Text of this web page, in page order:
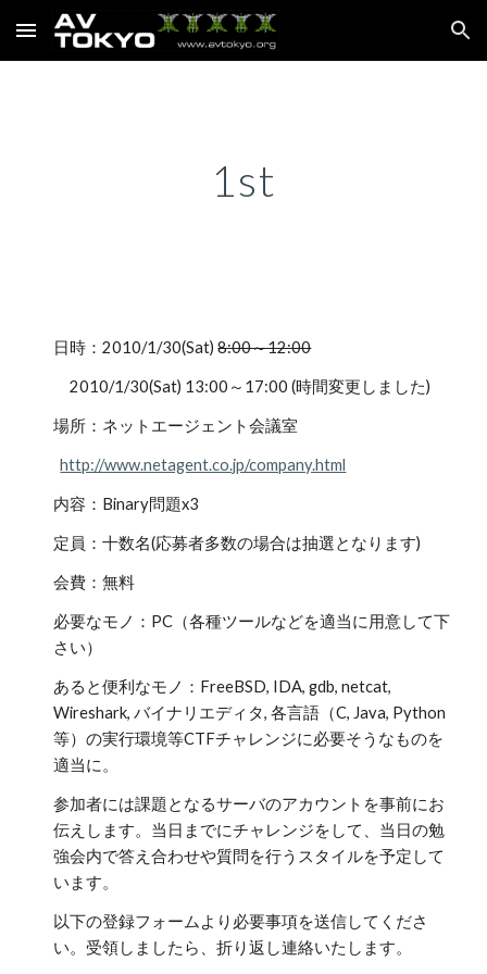
Skip to main content Skip to navigation
1st
日時：2010/1/30(Sat) 8:00～12:00
     2010/1/30(Sat) 13:00～17:00 (時間変更しました)
場所：ネットエージェント会議室
http://www.netagent.co.jp/company.html
内容：Binary問題x3
定員：十数名(応募者多数の場合は抽選となります)
会費：無料
必要なモノ：PC（各種ツールなどを適当に用意して下
さい）
あると便利なモノ：FreeBSD, IDA, gdb, netcat,
Wireshark, バイナリエディタ, 各言語（C, Java, Python
等）の実行環境等CTFチャレンジに必要そうなものを
適当に。
参加者には課題となるサーバのアカウントを事前にお
伝えします。当日までにチャレンジをして、当日の勉
強会内で答え合わせや質問を行うスタイルを予定して
います。
以下の登録フォームより必要事項を送信してくださ
い。受領しましたら、折り返し連絡いたします。